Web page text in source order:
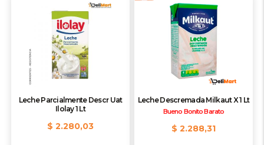
Leche Parcialmente Descr Uat
Ilolay 1 Lt
$ 2.280,03
Leche Descremada Milkaut X 1 Lt
Bueno Bonito Barato
$ 2.288,31